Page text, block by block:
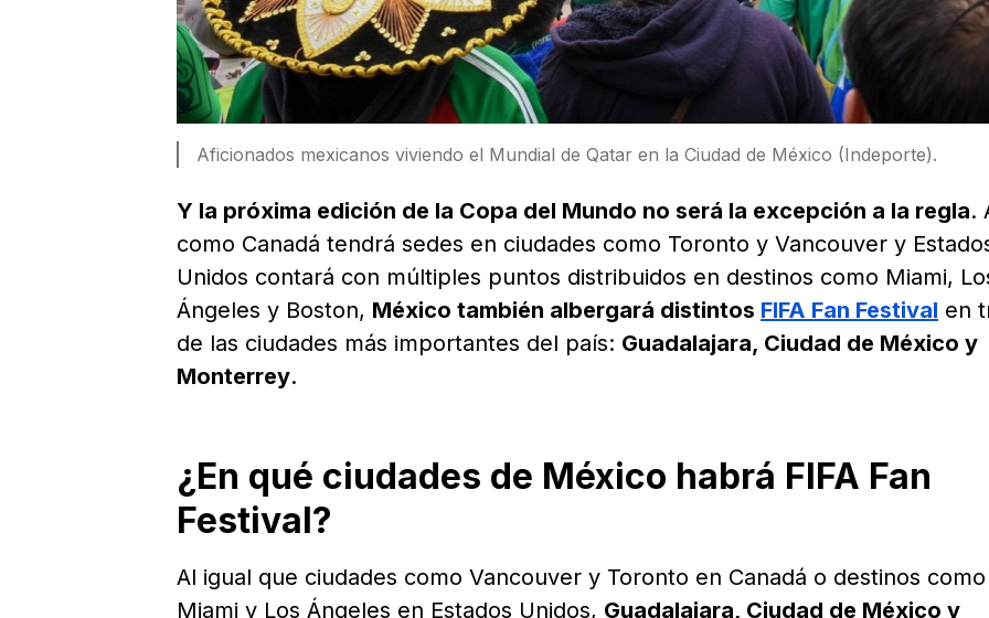
Aficionados mexicanos viviendo el Mundial de Qatar en la Ciudad de México (Indeporte).
Y la próxima edición de la Copa del Mundo no será la excepción a la regla.
como Canadá tendrá sedes en ciudades como Toronto y Vancouver y
Unidos contará con múltiples puntos distribuidos en destinos como Miami,
Ángeles y Boston, México también albergará distintos FIFA Fan Festival en
de las ciudades más importantes del país: Guadalajara, Ciudad de México y
Monterrey.
¿En qué ciudades de México habrá FIFA Fan
Festival?
Al igual que ciudades como Vancouver y Toronto en Canadá o destinos como
Miami y Los Ángeles en Estados Unidos, Guadalajara, Ciudad de México y